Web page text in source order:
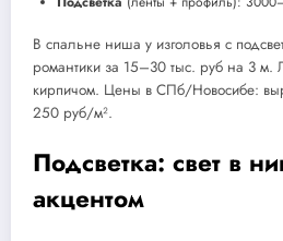
В спальне ниша у изголовья с
романтики за 15–30 тыс. руб на 3 м.
кирпичом. Цены в СПб/Новосибе:
250 руб/м².
Подсветка: свет в
акцентом